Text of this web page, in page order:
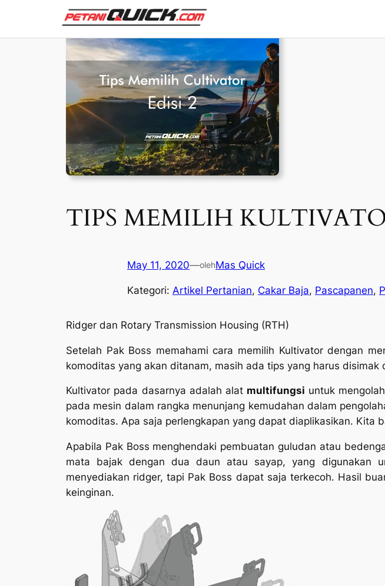
TIPS MEMILIH
May 11, 2020—olehMas Quick
Kategori: Artikel Pertanian, Cakar Baja, Pascapanen,
Ridger dan Rotary Transmission Housing (RTH)
Setelah Pak Boss memahami cara memilih Kultivator dengan
komoditas yang akan ditanam, masih ada tips yang harus disimak
Kultivator pada dasarnya adalah alat multifungsi untuk
pada mesin dalam rangka menunjang kemudahan dalam
komoditas. Apa saja perlengkapan yang dapat diaplikasikan. Kita
Apabila Pak Boss menghendaki pembuatan guludan atau
mata bajak dengan dua daun atau sayap, yang digunakan
menyediakan ridger, tapi Pak Boss dapat saja terkecoh. Hasil
keinginan.